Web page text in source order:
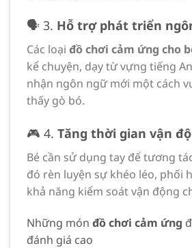
🗣️ 3. Hỗ trợ phát triển
Các loại đồ chơi cảm ứng cho
kể chuyện, dạy từ vựng tiếng
nhận ngôn ngữ mới một cách
thấy gò bó.
🎮 4. Tăng thời gian vận
Bé cần sử dụng tay để tương
đó rèn luyện sự khéo léo, phối
khả năng kiểm soát vận động
Những món đồ chơi cảm ứng
đánh giá cao